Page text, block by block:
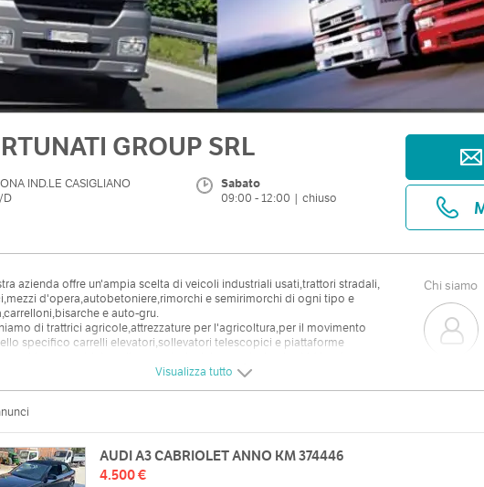
GROUP SRL
IND.LE CASIGLIANO
D
Sabato
09:00 - 12:00 | chiuso
azienda offre un'ampia scelta di veicoli industriali usati,trattori stradali,
d'opera,autobetoniere,rimorchi e semirimorchi di ogni tipo e
e auto-gru.
di trattrici agricole,attrezzature per l'agricoltura,per il movimento
specifico carrelli elevatori,sollevatori telescopici e piattaforme
macchinari ed attrezzature per l'edilizia, e piccoli macchinari
per ogni necessità,cassonati,furgonati,isotermici,allestiti etc.
Chi siamo
Visualizza tutto
AUDI A3 CABRIOLET ANNO KM 374446
4.500 €